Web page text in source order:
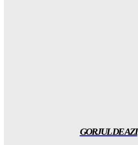
GORJUL DE AZI